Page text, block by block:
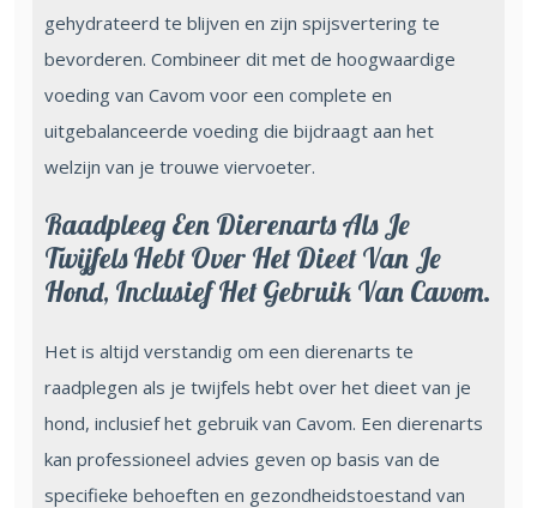
gehydrateerd te blijven en zijn spijsvertering te
bevorderen. Combineer dit met de hoogwaardige
voeding van Cavom voor een complete en
uitgebalanceerde voeding die bijdraagt aan het
welzijn van je trouwe viervoeter.
Raadpleeg Een Dierenarts Als Je
Twijfels Hebt Over Het Dieet Van Je
Hond, Inclusief Het Gebruik Van Cavom.
Het is altijd verstandig om een dierenarts te
raadplegen als je twijfels hebt over het dieet van je
hond, inclusief het gebruik van Cavom. Een dierenarts
kan professioneel advies geven op basis van de
specifieke behoeften en gezondheidstoestand van